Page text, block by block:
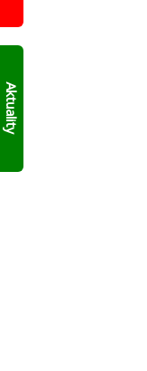
Prohlédněte
francouzský
přívěs
Click
Up!
10%
SLEVY
NA
SKLADOVÉ
V
Aktuality